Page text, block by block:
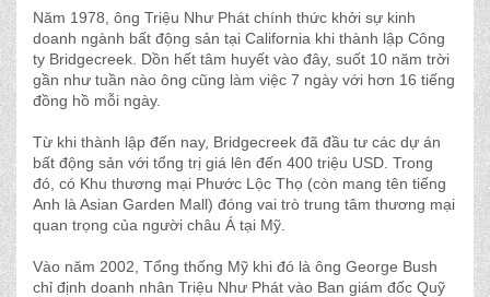
Năm 1978, ông Triệu Như Phát chính thức khởi sự kinh
doanh ngành bất động sản tại California khi thành lập Công
ty Bridgecreek. Dồn hết tâm huyết vào đây, suốt 10 năm trời
gần như tuần nào ông cũng làm việc 7 ngày với hơn 16 tiếng
đồng hồ mỗi ngày.
Từ khi thành lập đến nay, Bridgecreek đã đầu tư các dự án
bất động sản với tổng trị giá lên đến 400 triệu USD. Trong
đó, có Khu thương mại Phước Lộc Thọ (còn mang tên tiếng
Anh là Asian Garden Mall) đóng vai trò trung tâm thương mại
quan trọng của người châu Á tại Mỹ.
Vào năm 2002, Tổng thống Mỹ khi đó là ông George Bush
chỉ định doanh nhân Triệu Như Phát vào Ban giám đốc Quỹ